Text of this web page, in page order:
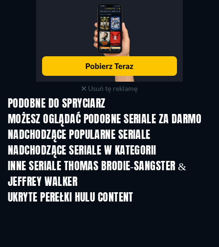
Usuń tę reklamę
PODOBNE DO SPRYCIARZ
TV
MOŻESZ OGLĄDAĆ PODOBNE SERIALE ZA DARMO
TV TV
NADCHODZĄCE POPULARNE SERIALE
TV TV
NADCHODZĄCE SERIALE W KATEGORII
Sezon 2 Sezon 1
INNE SERIALE THOMAS BRODIE-SANGSTER &
JEFFREY WALKER
TV
UKRYTE PEREŁKI HULU CONTENT
TV